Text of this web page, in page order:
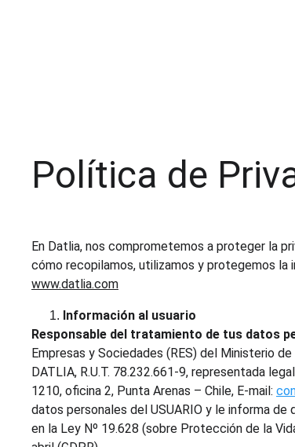
Política de
En Datlia, nos comprometemos a proteger la
cómo recopilamos, utilizamos y protegemos la
www.datlia.com
Información al usuario
Responsable del tratamiento de tus datos
Empresas y Sociedades (RES) del Ministerio
DATLIA, R.U.T. 78.232.661-9, representada
1210, oficina 2, Punta Arenas – Chile, E-mail:
datos personales del USUARIO y le informa
en la Ley Nº 19.628 (sobre Protección de la